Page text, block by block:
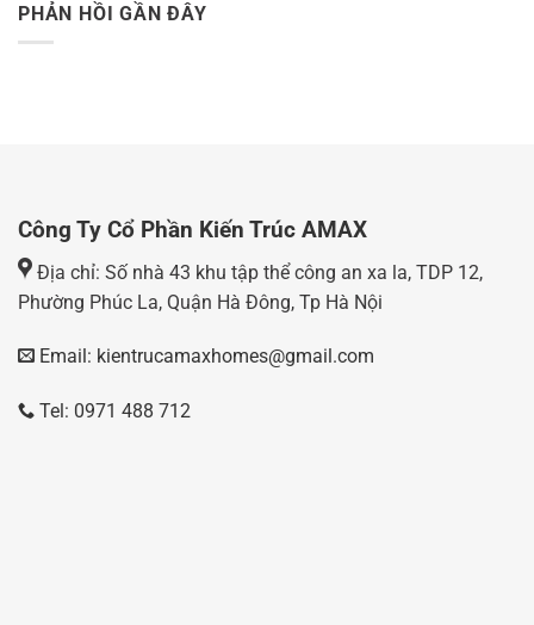
PHẢN HỒI GẦN ĐÂY
Công Ty Cổ Phần Kiến Trúc AMAX
Địa chỉ: Số nhà 43 khu tập thể công an xa la, TDP 12,
Phường Phúc La, Quận Hà Đông, Tp Hà Nội
Email: kientrucamaxhomes@gmail.com
Tel: 0971 488 712